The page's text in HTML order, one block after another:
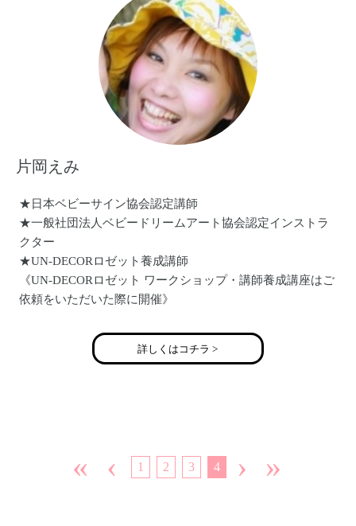
片岡えみ
★日本ベビーサイン協会認定講師
★一般社団法人ベビードリームアート協会認定インストラ
クター
★UN-DECORロゼット養成講師
《UN-DECORロゼット ワークショップ・講師養成講座はご
依頼をいただいた際に開催》
詳しくはコチラ >
« ‹ 1 2 3 4 › »